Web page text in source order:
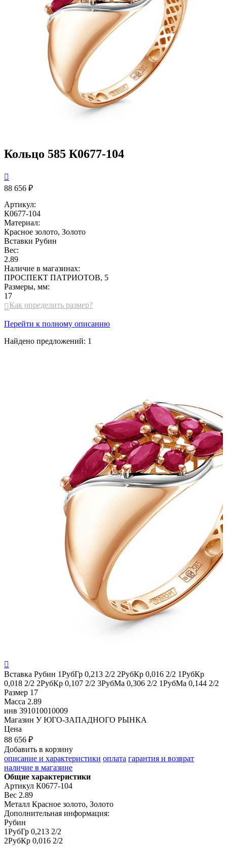
Кольцо 585 К0677-104

88 656 ₽
Артикул:
К0677-104
Материал:
Красное золото, Золото
Вставки Рубин
Вес:
2.89
Наличие в магазинах:
ПРОСПЕКТ ПАТРИОТОВ, 5
Размеры, мм:
17
 Как определить размер?
Перейти к полному описанию
Найдено предложений: 1

Вставка Рубин 1РубГр 0,213 2/2 2РубКр 0,016 2/2 1РубКр
0,018 2/2 2РубКр 0,107 2/2 3РубМа 0,306 2/2 1РубМа 0,144 2/2
Размер 17
Масса 2.89
инв 391010010009
Магазин У ЮГО-ЗАПАДНОГО РЫНКА
Цена
88 656 ₽
Добавить в корзину
описание и характеристики оплата гарантия и возврат
наличие в магазине
Общие характеристики
Артикул К0677-104
Вес 2.89
Металл Красное золото, Золото
Дополнительная информация:
Рубин
1РубГр 0,213 2/2
2РубКр 0,016 2/2